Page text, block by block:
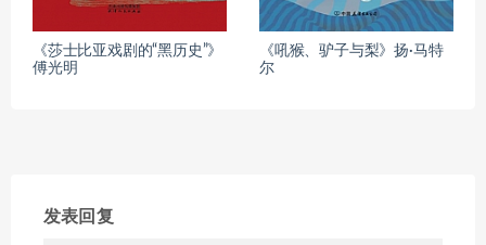
《莎士比亚戏剧的“黑历史”》
傅光明
《吼猴、驴子与梨》扬·马特
尔
发表回复